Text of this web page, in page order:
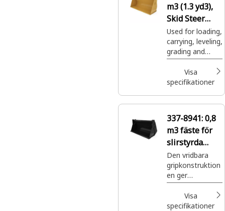
m3 (1.3 yd3),
Skid Steer
Coupler, Base
Edge
Used for loading,
carrying, leveling,
grading and
dumping in a
wide variety of
applications and
Visa
specifikationer
337-8941:0,8
m3 fäste för
slirstyrda
lastare, BOCE
Den vridbara
gripkonstruktion
en ger
överlägsen
prestanda i en
rad olika
Visa
specifikationer